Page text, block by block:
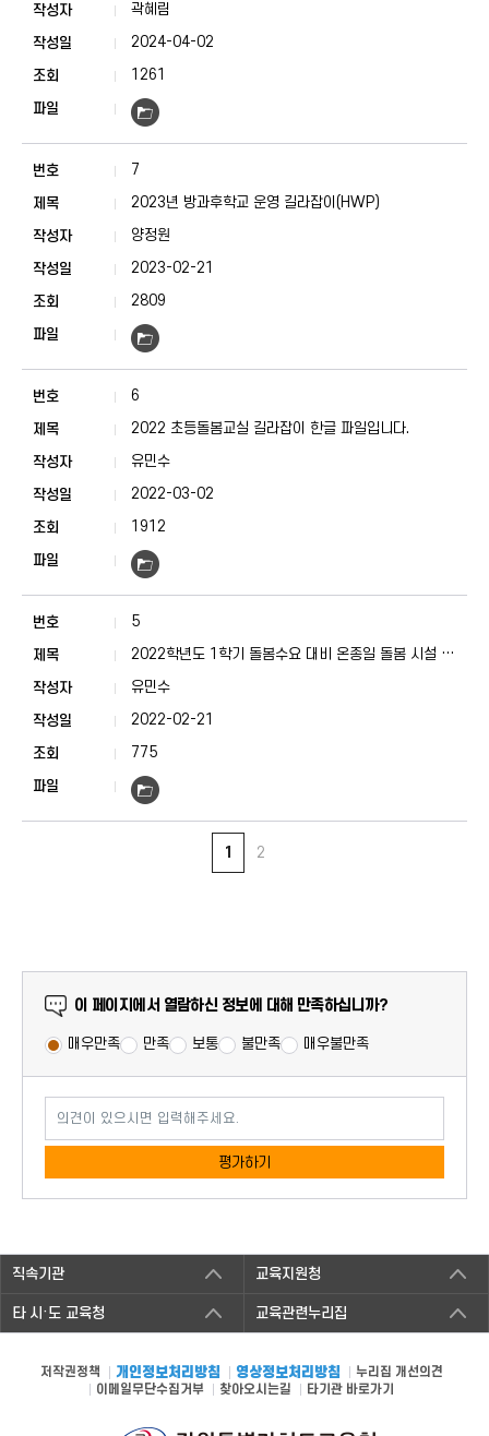
곽혜림
2024-04-02
1261
7
2023년 방과후학교 운영 길라잡이(HWP)
양정원
2023-02-21
2809
6
2022 초등돌봄교실 길라잡이 한글 파일입니다.
유민수
2022-03-02
1912
5
2022학년도 1학기 돌봄수요 대비 온종일 돌봄 시설 현
유민수
2022-02-21
775
1 2
만족도 조사
이 페이지에서 열람하신 정보에 대해 만족하십니까?
매우만족 만족 보통 불만족 매우불만족
평가하기
직속기관 교육지원청
타 시·도 교육청 교육관련누리집
저작권정책 개인정보처리방침 영상정보처리방침
누리집 개선의견
이메일무단수집거부
찾아오시는길 타기관 바로가기